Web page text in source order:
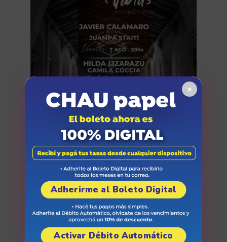
Arizu Vibras
×
Adherirme al Boleto Digital
Activar Débito Automático